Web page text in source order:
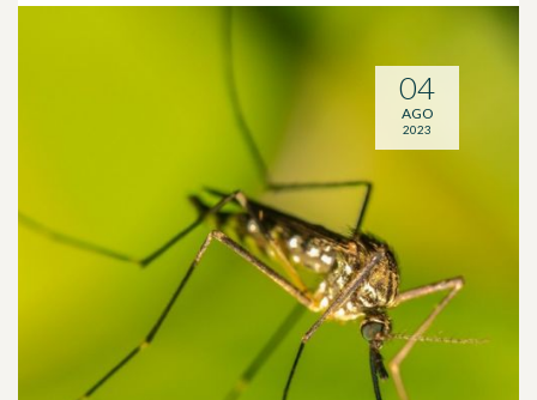
04
AGO
2023